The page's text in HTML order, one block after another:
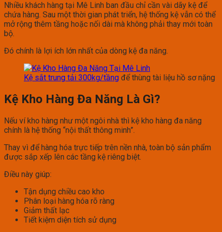
Nhiều khách hàng tại Mê Linh ban đầu chỉ cần vài dãy kệ để
chứa hàng. Sau một thời gian phát triển, hệ thống kệ vẫn có thể
mở rộng thêm tầng hoặc nối dài mà không phải thay mới toàn
bộ.
Đó chính là lợi ích lớn nhất của dòng kệ đa năng.
Kệ sắt trung tải 300kg/tầng để thùng tài liệu hồ sơ nặng
Kệ Kho Hàng Đa Năng Là Gì?
Nếu ví kho hàng như một ngôi nhà thì kệ kho hàng đa năng
chính là hệ thống “nội thất thông minh”.
Thay vì để hàng hóa trực tiếp trên nền nhà, toàn bộ sản phẩm
được sắp xếp lên các tầng kệ riêng biệt.
Điều này giúp:
Tận dụng chiều cao kho
Phân loại hàng hóa rõ ràng
Giảm thất lạc
Tiết kiệm diện tích sử dụng